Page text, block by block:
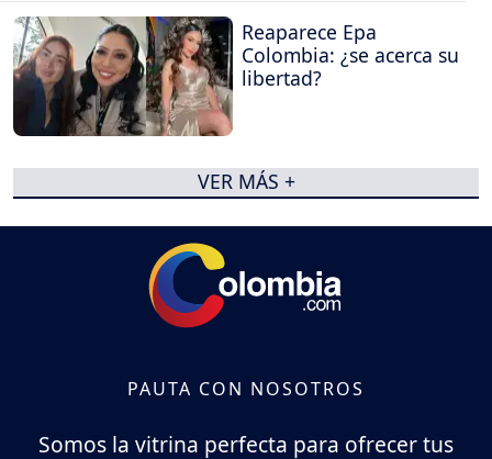
Reaparece Epa
Colombia: ¿se acerca su
libertad?
VER MÁS +
PAUTA CON NOSOTROS
Somos la vitrina perfecta para ofrecer tus